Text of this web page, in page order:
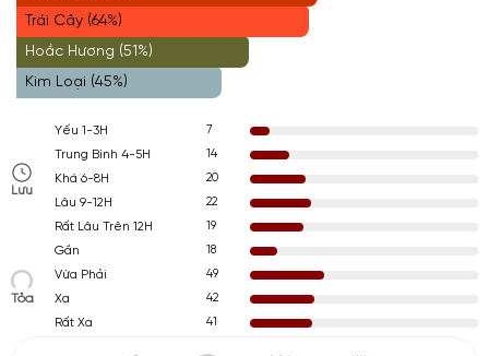
Trái Cây (64%)
Hoắc Hương (51%)
Kim Loại (45%)
Lưu
Yếu 1-3H
7
Trung Bình 4-5H
14
Khá 6-8H
20
Lâu 9-12H
22
Rất Lâu Trên 12H
19
Tỏa
Gần
18
Vừa Phải
49
Xa
42
Rất Xa
41